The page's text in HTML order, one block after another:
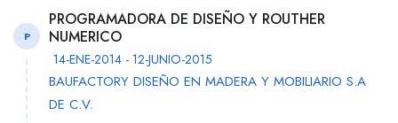
P
PROGRAMADORA DE DISEÑO Y ROUTHER
NUMERICO
14-ENE-2014 - 12-JUNIO-2015
BAUFACTORY DISEÑO EN MADERA Y MOBILIARIO S.A
DE C.V.